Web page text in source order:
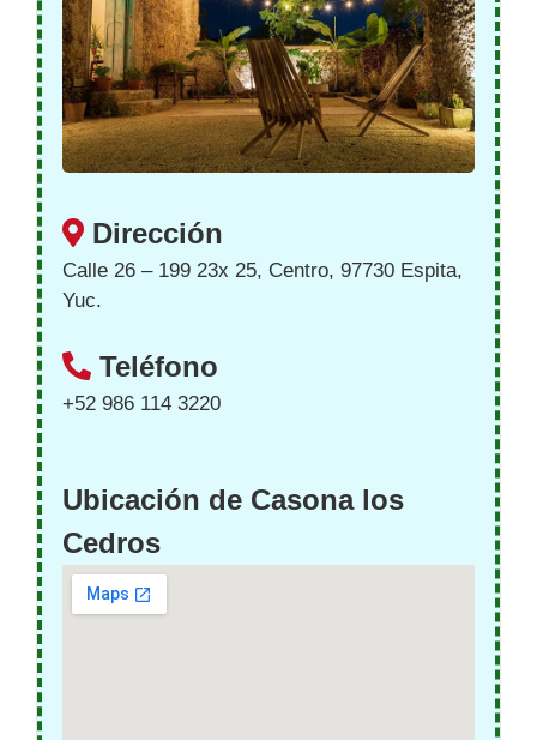
Dirección
Calle 26 – 199 23x 25, Centro, 97730 Espita,
Yuc.
Teléfono
+52 986 114 3220
Ubicación de Casona los
Cedros